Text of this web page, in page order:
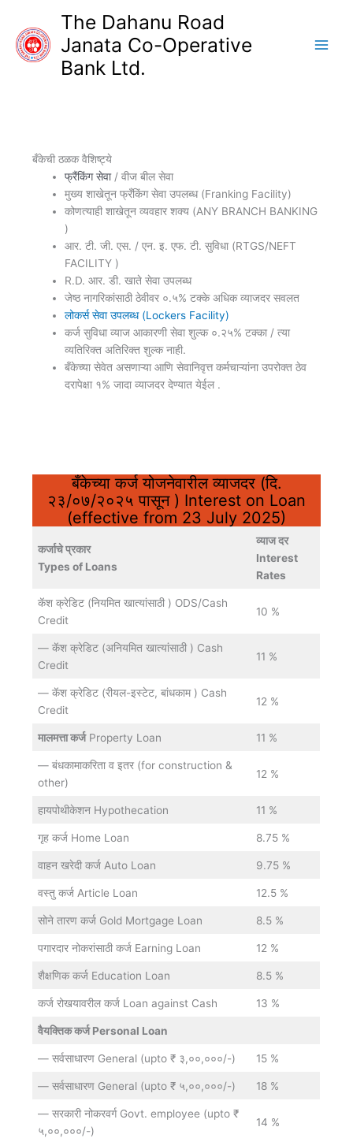
content
The Dahanu Road
Janata Co-Operative
Bank Ltd.
बँकेची ठळक वैशिष्ट्ये
फ्रैंकिंग सेवा / वीज बील सेवा
मुख्य शाखेतून फ्रँकिंग सेवा उपलब्ध (Franking Facility)
कोणत्याही शाखेतून व्यवहार शक्य (ANY BRANCH BANKING
)
आर. टी. जी. एस. / एन. इ. एफ. टी. सुविधा (RTGS/NEFT
FACILITY )
R.D. आर. डी. खाते सेवा उपलब्ध
जेष्ठ नागरिकांसाठी ठेवीवर ०.५% टक्के अधिक व्याजदर सवलत
लोकर्स सेवा उपलब्ध (Lockers Facility)
कर्ज सुविधा व्याज आकारणी सेवा शुल्क ०.२५% टक्का / त्या
व्यतिरिक्त अतिरिक्त शुल्क नाही.
बँकेच्या सेवेत असणाऱ्या आणि सेवानिवृत्त कर्मचाऱ्यांना उपरोक्त ठेव
दरापेक्षा १% जादा व्याजदर देण्यात येईल .
बँकेच्या कर्ज योजनेवारील व्याजदर (दि.
२३/०७/२०२५ पासून ) Interest on Loan
(effective from 23 July 2025)
कर्जाचे प्रकार
Types of Loans
व्याज दर
Interest
Rates
कॅश क्रेडिट (नियमित खात्यांसाठी ) ODS/Cash
Credit
10 %
— कॅश क्रेडिट (अनियमित खात्यांसाठी ) Cash
Credit
11 %
— कॅश क्रेडिट (रीयल-इस्टेट, बांधकाम ) Cash
Credit
12 %
मालमत्ता कर्जProperty Loan 11 %
— बंधकामाकरिता व इतर (for construction &
other)
12 %
हायपोथीकेशन Hypothecation 11 %
गृह कर्ज Home Loan 8.75 %
वाहन खरेदी कर्ज Auto Loan 9.75 %
वस्तु कर्ज Article Loan 12.5 %
सोने तारण कर्ज Gold Mortgage Loan 8.5 %
पगारदार नोकरांसाठी कर्ज Earning Loan 12 %
शैक्षणिक कर्ज Education Loan 8.5 %
कर्ज रोखयावरील कर्ज Loan against Cash 13 %
वैयक्तिक कर्ज Personal Loan
— सर्वसाधारण General (upto ₹ ३,००,०००/-) 15 %
— सर्वसाधारण General (upto ₹ ५,००,०००/-) 18 %
— सरकारी नोकरवर्ग Govt. employee (upto ₹
५,००,०००/-)
14 %